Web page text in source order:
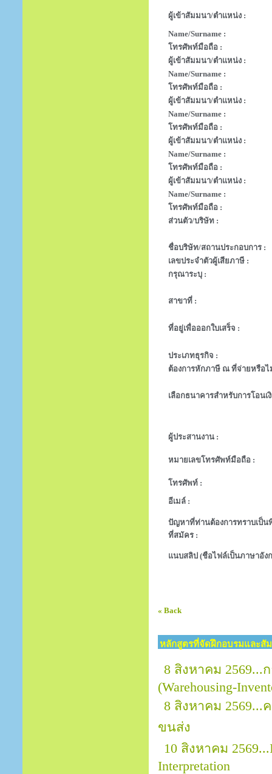
ผู้เข้าสัมมนา/ตำแหน่ง :
Name/Surname :
โทรศัพท์มือถือ :
ผู้เข้าสัมมนา/ตำแหน่ง :
Name/Surname :
โทรศัพท์มือถือ :
ผู้เข้าสัมมนา/ตำแหน่ง :
Name/Surname :
โทรศัพท์มือถือ :
ผู้เข้าสัมมนา/ตำแหน่ง :
Name/Surname :
โทรศัพท์มือถือ :
ผู้เข้าสัมมนา/ตำแหน่ง :
Name/Surname :
โทรศัพท์มือถือ :
ส่วนตัว/บริษัท :
ชื่อบริษัท/สถานประกอบการ :
เลขประจำตัวผู้เสียภาษี :
กรุณาระบุ :
สาขาที่ :
ที่อยู่เพื่อออกใบเสร็จ :
ประเภทธุรกิจ :
ต้องการหักภาษี ณ ที่จ่ายหรือไ
เลือกธนาคารสำหรับการโอนเ
ผู้ประสานงาน :
หมายเลขโทรศัพท์มือถือ :
โทรศัพท์ :
อีเมล์ :
ปัญหาที่ท่านต้องการทราบเป็นพิ
ที่สมัคร :
แนบสลิป (ชือไฟล์เป็นภาษาอัง
« Back
หลักสูตรที่จัดฝึกอบรมและสัม
8 สิงหาคม
(Warehousing-
8 สิงหาคม
ขนส่ง
10 สิงหาคม
Interpretation